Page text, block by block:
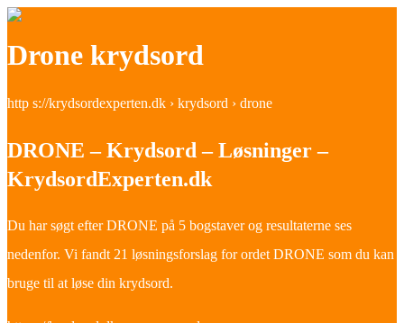
Drone krydsord
http s://krydsordexperten.dk › krydsord › drone
DRONE – Krydsord – Løsninger –
KrydsordExperten.dk
Du har søgt efter DRONE på 5 bogstaver og resultaterne ses
nedenfor. Vi fandt 21 løsningsforslag for ordet DRONE som du kan
bruge til at løse din krydsord.